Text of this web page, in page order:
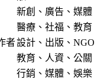
新創、廣告、媒體
醫療、社福、教育
者設計、出版、NGO
教育、人資、公關
行銷、媒體、娛樂